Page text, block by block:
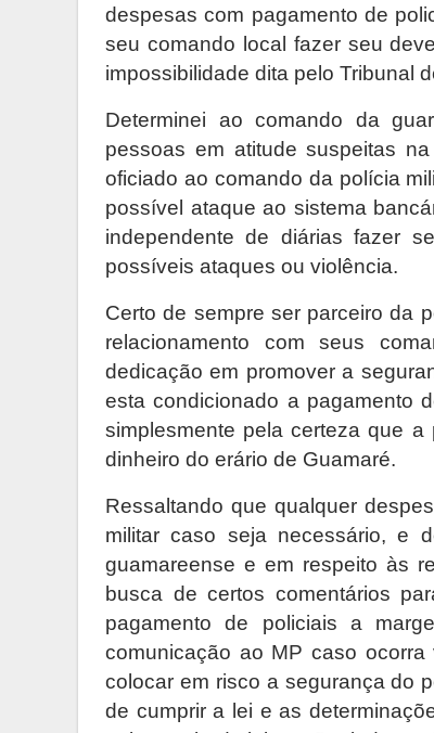
despesas com pagamento de
seu comando local fazer seu
impossibilidade dita pelo Tribunal
Determinei ao comando da
pessoas em atitude suspeitas
oficiado ao comando da polícia
possível ataque ao sistema
independente de diárias fazer
possíveis ataques ou violência.
Certo de sempre ser parceiro da
relacionamento com seus
dedicação em promover a
esta condicionado a pagamento
simplesmente pela certeza que
dinheiro do erário de Guamaré.
Ressaltando que qualquer
militar caso seja necessário, e
guamareense e em respeito às
busca de certos comentários
pagamento de policiais a
comunicação ao MP caso
colocar em risco a segurança do
de cumprir a lei e as